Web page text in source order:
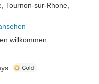
, Tournon-sur-Rhone
willkommen